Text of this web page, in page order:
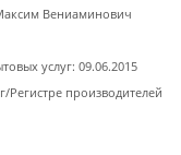
Вениаминович
услуг: 09.06.2015
Регистре производителей